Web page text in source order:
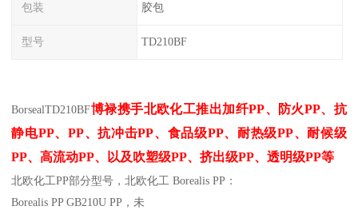
包装 胶包
型号 TD210BF
BorsealTD210BF博禄携手北欧化工推出加纤PP、防火PP、抗
静电PP、PP、抗冲击PP、食品级PP、耐热级PP、耐候级
PP、高流动PP、以及吹塑级PP、挤出级PP、透明级PP等
北欧化工PP部分型号，北欧化工 Borealis PP：
Borealis PP GB210U PP ，未